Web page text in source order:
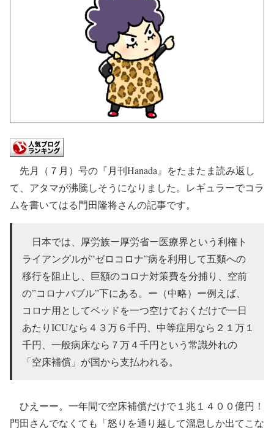
先月（７月）号の『月刊Hanada』をたまたま読み返し
て、アタマが沸騰しそうになりました。レギュラーでコラ
ムを書いてはる門田隆将さんの記事です。
日本では、厚労族ー厚労省ー医療界という利権ト
ライアングルが”ゼロコロナ”病を利用して五類への
移行を阻止し、巨額のコロナ対策費を分捕り、空前
の”コロナバブル”下にある。ー（中略）ー例えば、
コロナ用としてベッドを一つ空けておくだけで一日
あたりICUなら４３万６千円、中等症用なら２１万１
千円、一般病床なら７万４千円という常識外れの
「空床補償」が国から支払われる。
ひえーー。一年間で空床補償だけで１兆１４００億円！
門田さんでなくても「怒りを通り越して溜息しか出てこな